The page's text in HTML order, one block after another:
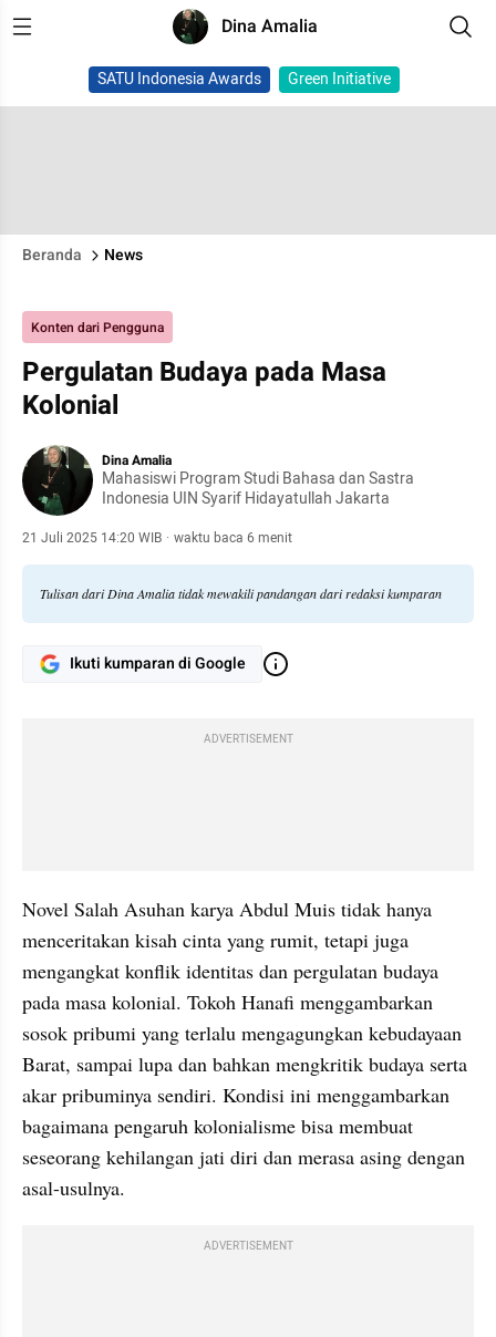
Dina Amalia
SATU Indonesia Awards Green Initiative
Beranda News
Konten dari Pengguna
Pergulatan Budaya pada Masa
Kolonial
Dina Amalia
Mahasiswi Program Studi Bahasa dan Sastra
Indonesia UIN Syarif Hidayatullah Jakarta
21 Juli 2025 14:20 WIB · waktu baca 6 menit
Tulisan dari Dina Amalia tidak mewakili pandangan dari redaksi kumparan
Ikuti kumparan di Google
ADVERTISEMENT
Novel Salah Asuhan karya Abdul Muis tidak hanya
menceritakan kisah cinta yang rumit, tetapi juga
mengangkat konflik identitas dan pergulatan budaya
pada masa kolonial. Tokoh Hanafi menggambarkan
sosok pribumi yang terlalu mengagungkan kebudayaan
Barat, sampai lupa dan bahkan mengkritik budaya serta
akar pribuminya sendiri. Kondisi ini menggambarkan
bagaimana pengaruh kolonialisme bisa membuat
seseorang kehilangan jati diri dan merasa asing dengan
asal-usulnya.
ADVERTISEMENT